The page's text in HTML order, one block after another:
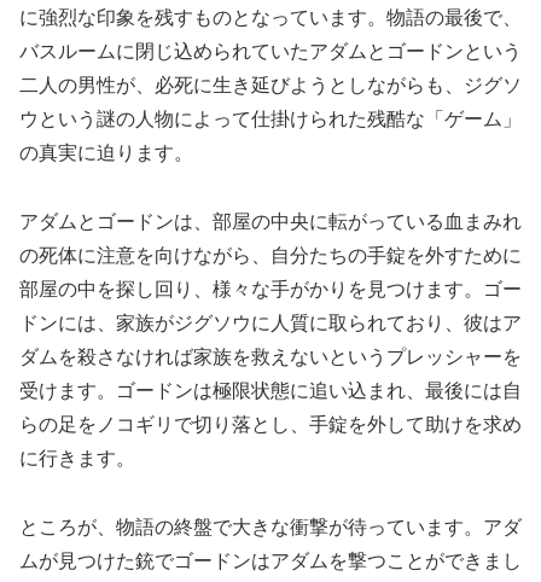
に強烈な印象を残すものとなっています。物語の最後で、
バスルームに閉じ込められていたアダムとゴードンという
二人の男性が、必死に生き延びようとしながらも、ジグソ
ウという謎の人物によって仕掛けられた残酷な「ゲーム」
の真実に迫ります。
アダムとゴードンは、部屋の中央に転がっている血まみれ
の死体に注意を向けながら、自分たちの手錠を外すために
部屋の中を探し回り、様々な手がかりを見つけます。ゴー
ドンには、家族がジグソウに人質に取られており、彼はア
ダムを殺さなければ家族を救えないというプレッシャーを
受けます。ゴードンは極限状態に追い込まれ、最後には自
らの足をノコギリで切り落とし、手錠を外して助けを求め
に行きます。
ところが、物語の終盤で大きな衝撃が待っています。アダ
ムが見つけた銃でゴードンはアダムを撃つことができまし